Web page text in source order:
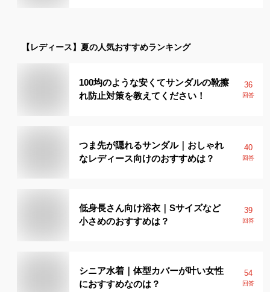
【レディース】 夏の人気おすすめランキング
100均のような安くてサンダルの靴擦
れ防止対策を教えてください！
36
回答
つま先が隠れるサンダル｜おしゃれ
なレディース向けのおすすめは？
40
回答
低身長さん向け浴衣｜Sサイズなど
小さめのおすすめは？
39
回答
シニア水着｜体型カバーが叶い女性
におすすめなのは？
54
回答